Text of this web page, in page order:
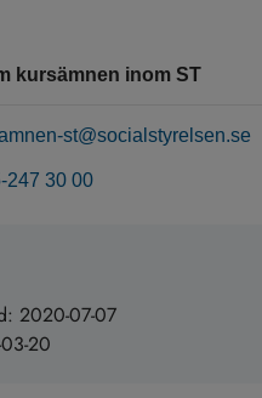
kursämnen inom ST
st@socialstyrelsen.se
247 30 00
2020-07-07
20